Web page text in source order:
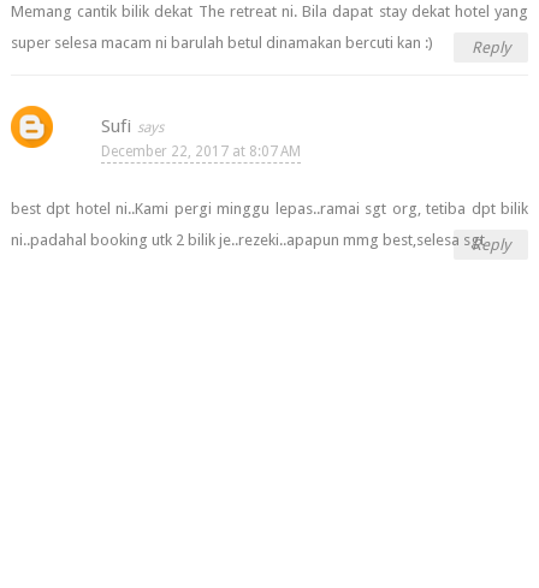
Memang cantik bilik dekat The retreat ni. Bila dapat stay dekat hotel yang
super selesa macam ni barulah betul dinamakan bercuti kan :)
Reply
Sufi
December 22, 2017 at 8:07 AM
best dpt hotel ni..Kami pergi minggu lepas..ramai sgt org, tetiba dpt bilik
ni..padahal booking utk 2 bilik je..rezeki..apapun mmg best,selesa sgtReply